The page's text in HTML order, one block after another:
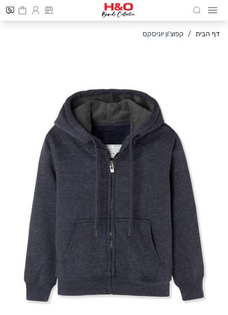
Cart
חיפוש
דף הבית / קפוצ'ון יוניסקס